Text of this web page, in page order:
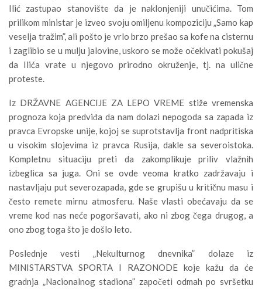
Ilić zastupao stanovište da je naklonjeniji unučićima. Tom
prilikom ministar je izveo svoju omiljenu kompoziciju „Samo kap
veselja tražim”, ali pošto je vrlo brzo prešao sa kofe na cisternu
i zaglibio se u mulju jalovine, uskoro se može očekivati pokušaj
da Ilića vrate u njegovo prirodno okruženje, tj. na ulične
proteste.
Iz DRŽAVNE AGENCIJE ZA LEPO VREME stiže vremenska
prognoza koja predviđa da nam dolazi nepogoda sa zapada iz
pravca Evropske unije, kojoj se suprotstavlja front nadpritiska
u visokim slojevima iz pravca Rusija, dakle sa severoistoka.
Kompletnu situaciju preti da zakomplikuje priliv vlažnih
izbeglica sa juga. Oni se ovde veoma kratko zadržavaju i
nastavljaju put severozapada, gde se grupišu u kritičnu masu i
često remete mirnu atmosferu. Naše vlasti obećavaju da se
vreme kod nas neće pogoršavati, ako ni zbog čega drugog, a
ono zbog toga što je došlo leto.
Poslednje vesti „Nekulturnog dnevnika” dolaze iz
MINISTARSTVA SPORTA I RAZONODE koje kažu da će
gradnja „Nacionalnog stadiona” započeti odmah po svršetku